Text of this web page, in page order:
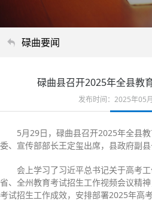
碌曲要闻
碌曲县召开2025年全县教
发布时间：2025年05
5月29日，碌曲县召开2025年全县
委、宣传部部长王定玺出席，县政府副县
会上学习了习近平总书记关于高考
省、全州教育考试招生工作视频会议精
考试招生工作成效，安排部署2025年高